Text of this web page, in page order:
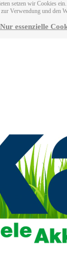
setzen wir Cookies
Verwendung und den
Nur essenzielle